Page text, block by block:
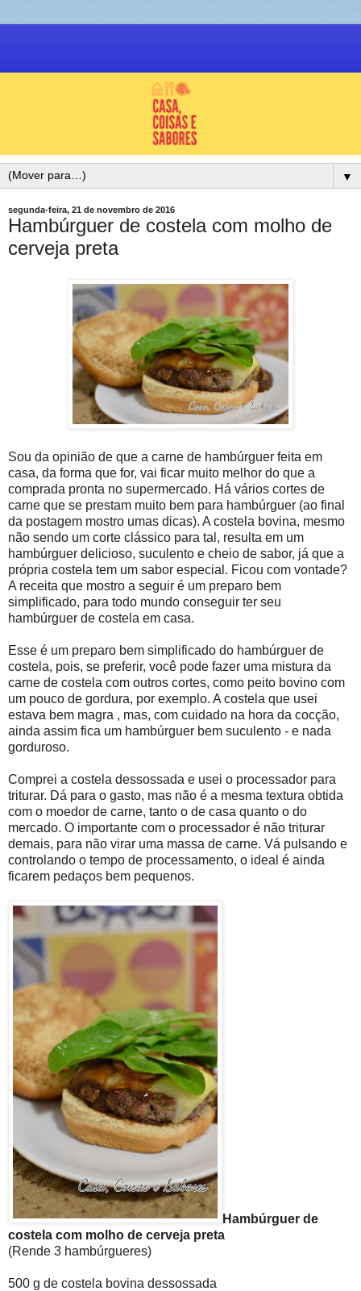
▼
segunda-feira, 21 de novembro de 2016
Hambúrguer de costela com molho de
cerveja preta
Sou da opinião de que a carne de hambúrguer feita em
casa, da forma que for, vai ficar muito melhor do que a
comprada pronta no supermercado. Há vários cortes de
carne que se prestam muito bem para hambúrguer (ao final
da postagem mostro umas dicas). A costela bovina, mesmo
não sendo um corte clássico para tal, resulta em um
hambúrguer delicioso, suculento e cheio de sabor, já que a
própria costela tem um sabor especial. Ficou com vontade?
A receita que mostro a seguir é um preparo bem
simplificado, para todo mundo conseguir ter seu
hambúrguer de costela em casa.
Esse é um preparo bem simplificado do hambúrguer de
costela, pois, se preferir, você pode fazer uma mistura da
carne de costela com outros cortes, como peito bovino com
um pouco de gordura, por exemplo. A costela que usei
estava bem magra , mas, com cuidado na hora da cocção,
ainda assim fica um hambúrguer bem suculento - e nada
gorduroso.
Comprei a costela dessossada e usei o processador para
triturar. Dá para o gasto, mas não é a mesma textura obtida
com o moedor de carne, tanto o de casa quanto o do
mercado. O importante com o processador é não triturar
demais, para não virar uma massa de carne. Vá pulsando e
controlando o tempo de processamento, o ideal é ainda
ficarem pedaços bem pequenos.
Hambúrguer de
costela com molho de cerveja preta
(Rende 3 hambúrgueres)
500 g de costela bovina dessossada